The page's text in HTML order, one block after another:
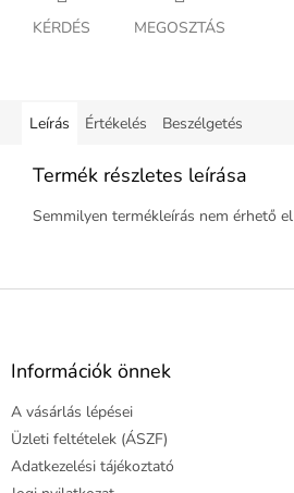
KÉRDÉS MEGOSZTÁS
Leírás Értékelés Beszélgetés
Termék részletes leírása
Semmilyen termékleírás nem érhető el
L
Információk önnek
A vásárlás lépései
Üzleti feltételek (ÁSZF)
Adatkezelési tájékoztató